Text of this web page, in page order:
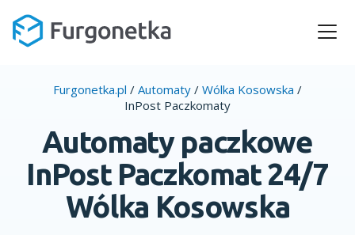
Furgonetka.pl / Automaty / Wólka Kosowska /
InPost Paczkomaty
Automaty paczkowe
InPost Paczkomat 24/7
Wólka Kosowska